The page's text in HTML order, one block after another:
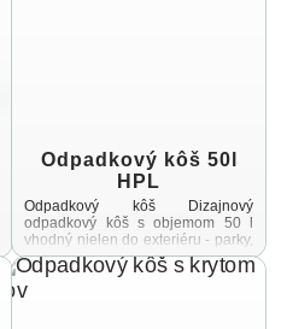
Odpadkový kôš 50l
HPL
Odpadkový kôš Dizajnový
odpadkový kôš s objemom 50 l
vhodný nielen do exteriéru - parky,
ihriská, ale aj do interiéru -
nákupné centrá, letiskové haly ...